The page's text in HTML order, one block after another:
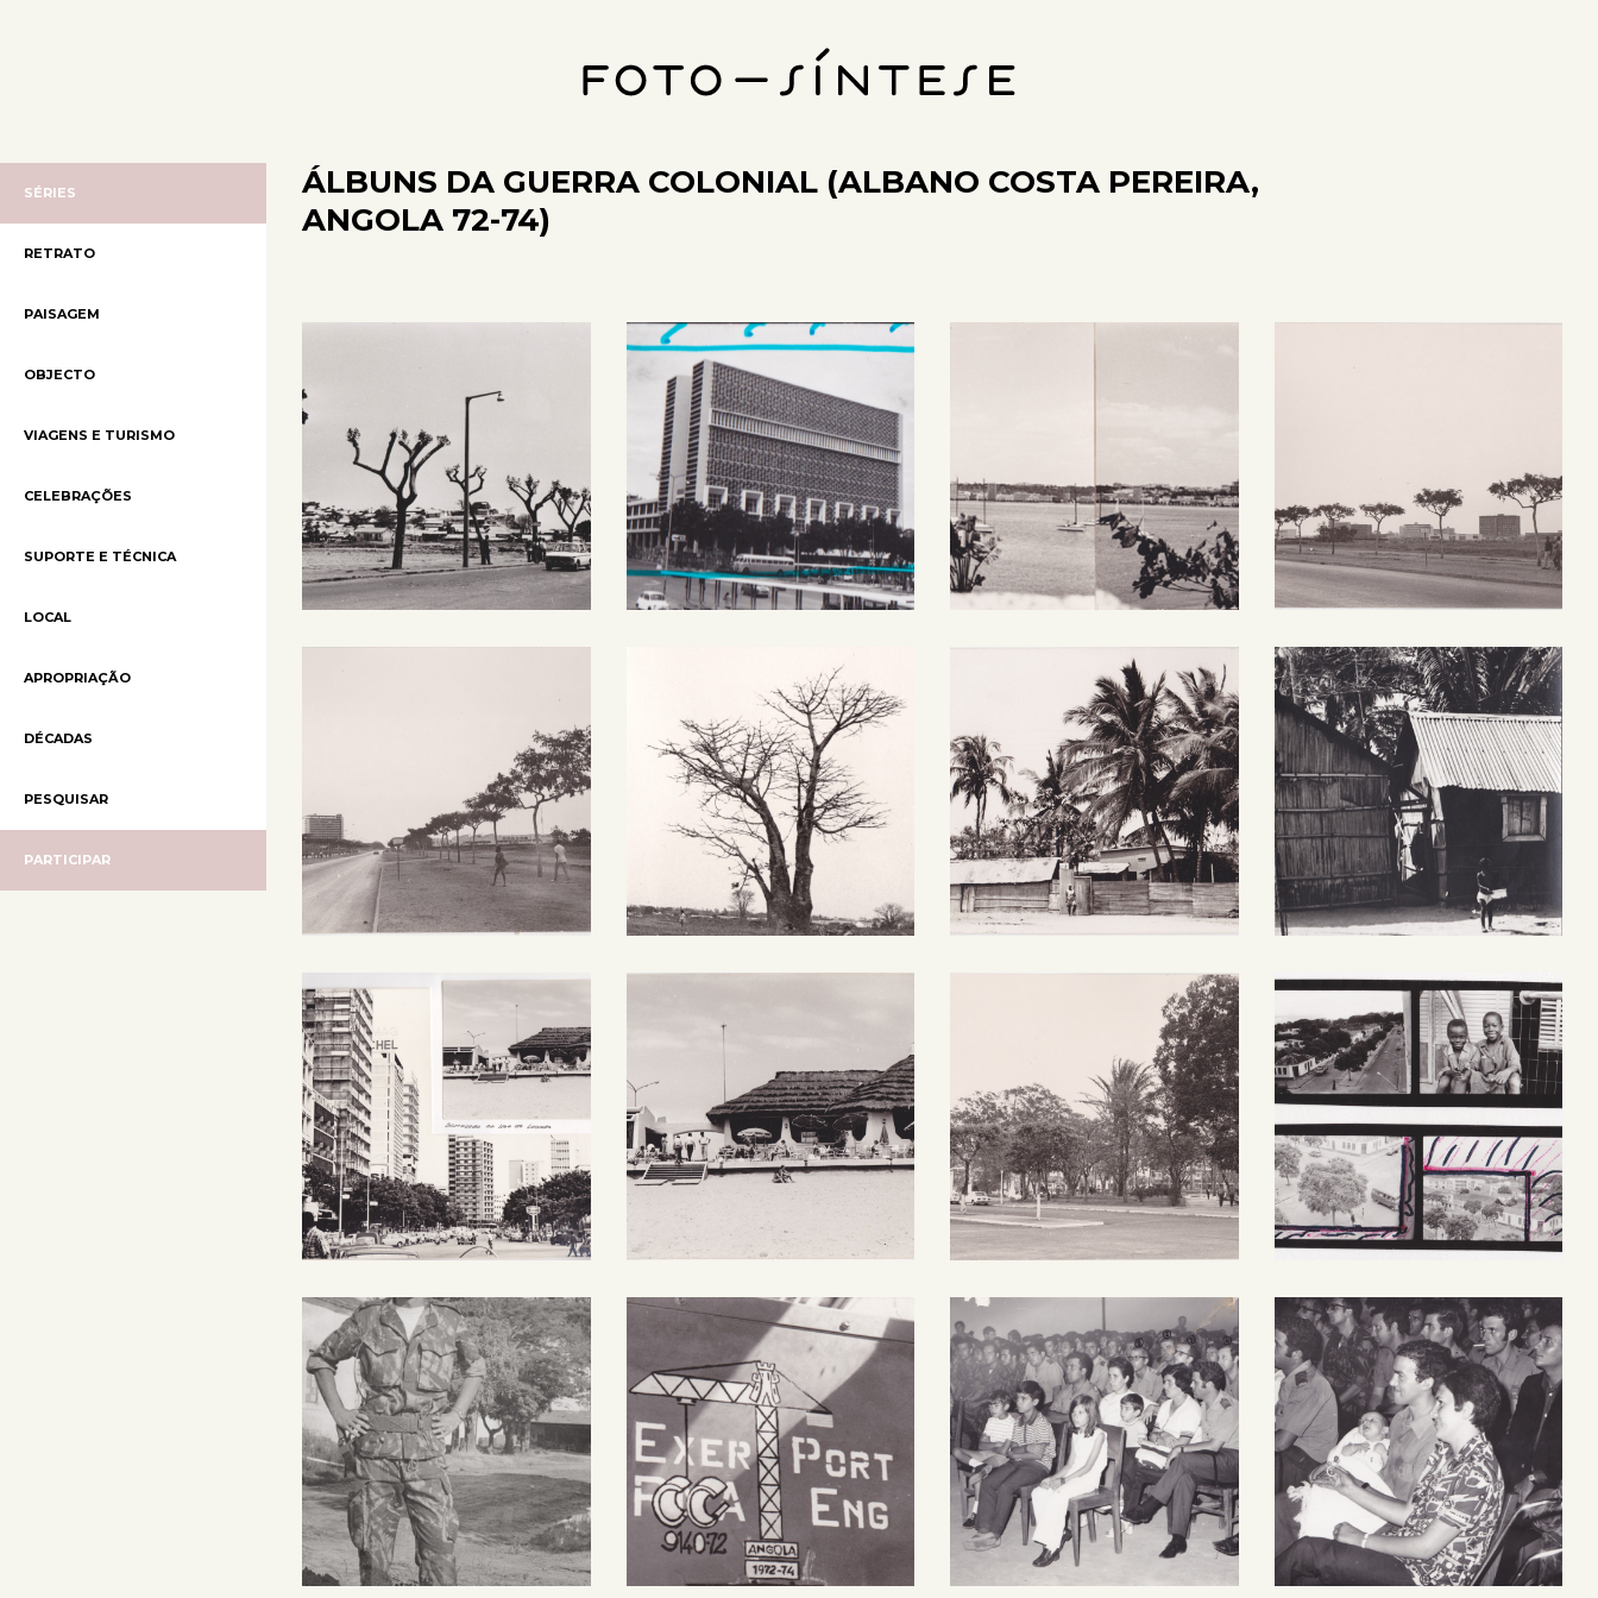
SÉRIES
RETRATO
PAISAGEM
OBJECTO
VIAGENS E TURISMO
CELEBRAÇÕES
SUPORTE E TÉCNICA
LOCAL
APROPRIAÇÃO
DÉCADAS
PESQUISAR
PARTICIPAR
ÁLBUNS DA GUERRA COLONIAL (ALBANO COSTA PEREIRA,
ANGOLA 72-74)